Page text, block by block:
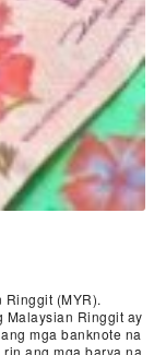
(MYR).
Malaysian Ringgit ay
mga banknote na
ang mga barya na